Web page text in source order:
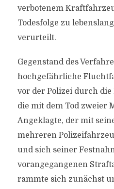
verbotenem
Todesfolge zu
verurteilt.
Gegenstand des
hochgefährliche
vor der Polizei durch
die mit dem Tod zweier
Angeklagte, der mit
mehreren
und sich seiner
vorangegangenen
rammte sich zunächst